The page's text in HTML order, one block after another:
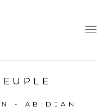
- ABIDJAN